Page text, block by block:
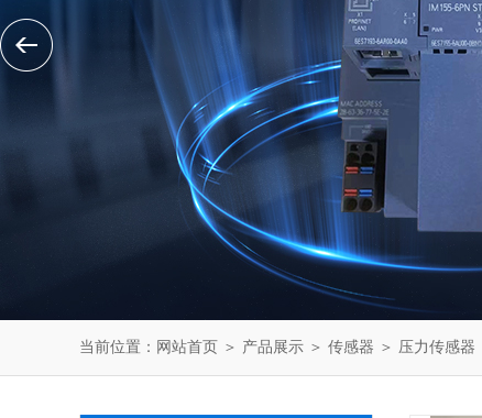
当前位置： 网站首页 ＞ 产品展示 ＞ 传感器 ＞ 压力传感器